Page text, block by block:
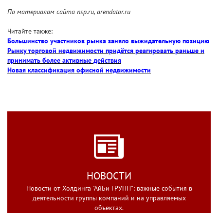
По материалам сайта nsp.ru, arendator.ru
Читайте также:
Большинство участников рынка заняло выжидательную позицию
Рынку торговой недвижимости придётся реагировать раньше и
принимать более активные действия
Новая классификация офисной недвижимости
НОВОСТИ
Новости от Холдинга "АйБи ГРУПП": важные события в
деятельности группы компаний и на управляемых
объектах.